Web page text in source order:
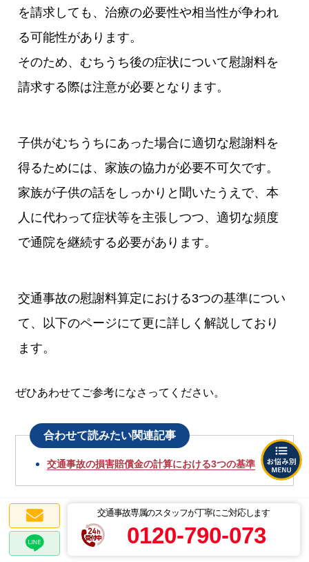
交通事故専属のスタッフが丁寧にご対応します
0120-790-073
を請求しても、治療の必要性や相当性が争われ
る可能性があります。
そのため、むちうち後の症状について慰謝料を
請求する際は注意が必要となります。
子供がむちうちにあった場合に適切な慰謝料を
得るためには、家族の協力が必要不可欠です。
家族が子供の話をしっかりと聞いたうえで、本
人に代わって症状等を主張しつつ、適切な頻度
で通院を継続する必要があります。
交通事故の慰謝料算定における3つの基準につい
て、以下のページにて更に詳しく解説しており
ます。
ぜひあわせてご参考になさってください。
合わせて読みたい関連記事
交通事故の損害賠償金の計算における3つの基準
入通院慰謝料の相場